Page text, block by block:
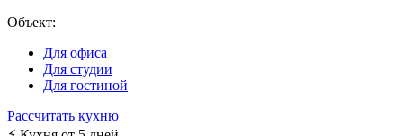
Объект:
Для офиса
Для студии
Для гостиной
Рассчитать кухню